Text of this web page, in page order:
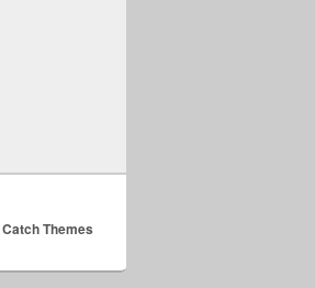
Catch Themes